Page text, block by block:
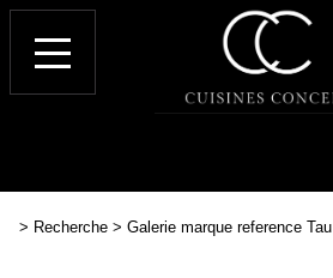
> Recherche > Galerie marque reference Tau